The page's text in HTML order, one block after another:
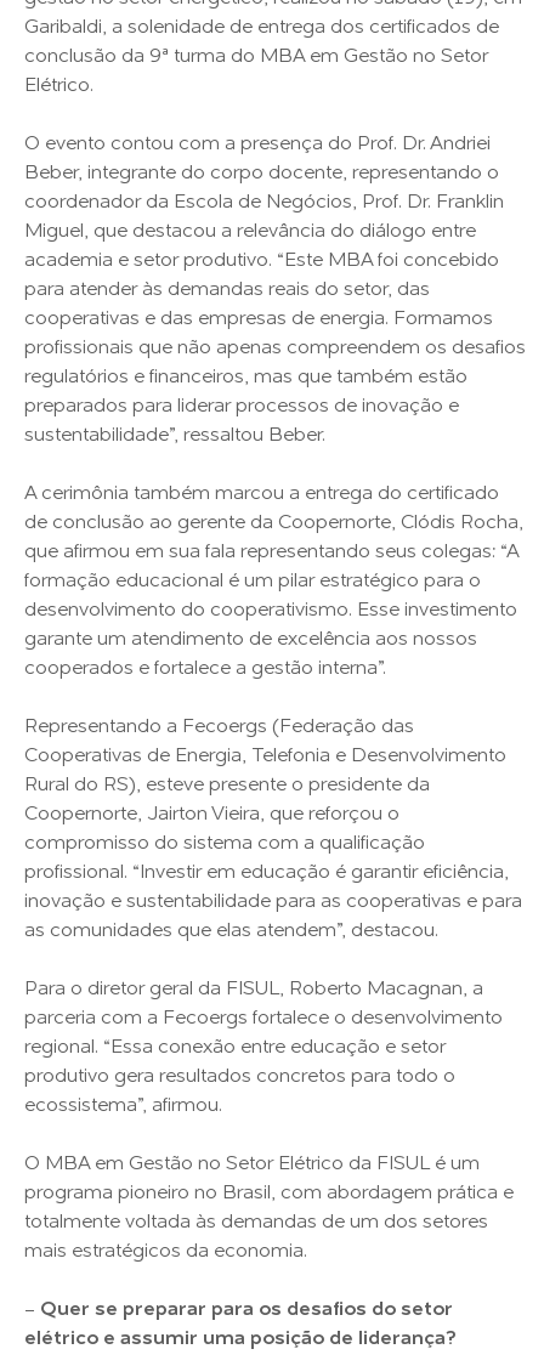
Garibaldi, a solenidade de entrega dos certificados de
conclusão da 9ª turma do MBA em Gestão no Setor
Elétrico.
O evento contou com a presença do Prof. Dr. Andriei
Beber, integrante do corpo docente, representando o
coordenador da Escola de Negócios, Prof. Dr. Franklin
Miguel, que destacou a relevância do diálogo entre
academia e setor produtivo. “Este MBA foi concebido
para atender às demandas reais do setor, das
cooperativas e das empresas de energia. Formamos
profissionais que não apenas compreendem os desafios
regulatórios e financeiros, mas que também estão
preparados para liderar processos de inovação e
sustentabilidade”, ressaltou Beber.
A cerimônia também marcou a entrega do certificado
de conclusão ao gerente da Coopernorte, Clódis Rocha,
que afirmou em sua fala representando seus colegas: “A
formação educacional é um pilar estratégico para o
desenvolvimento do cooperativismo. Esse investimento
garante um atendimento de excelência aos nossos
cooperados e fortalece a gestão interna”.
Representando a Fecoergs (Federação das
Cooperativas de Energia, Telefonia e Desenvolvimento
Rural do RS), esteve presente o presidente da
Coopernorte, Jairton Vieira, que reforçou o
compromisso do sistema com a qualificação
profissional. “Investir em educação é garantir eficiência,
inovação e sustentabilidade para as cooperativas e para
as comunidades que elas atendem”, destacou.
Para o diretor geral da FISUL, Roberto Macagnan, a
parceria com a Fecoergs fortalece o desenvolvimento
regional. “Essa conexão entre educação e setor
produtivo gera resultados concretos para todo o
ecossistema”, afirmou.
O MBA em Gestão no Setor Elétrico da FISUL é um
programa pioneiro no Brasil, com abordagem prática e
totalmente voltada às demandas de um dos setores
mais estratégicos da economia.
- Quer se preparar para os desafios do setor
elétrico e assumir uma posição de liderança?